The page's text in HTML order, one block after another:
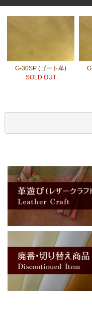
G-30SP (ゴート革)
SOLD OUT